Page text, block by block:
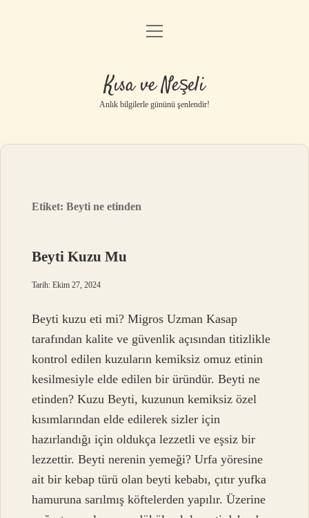
Anasayfa
Yasal Uyarı
menüyü
Kısa ve Neşeli
Anlık bilgilerle gününü şenlendir!
Etiket:Beyti ne etinden
Beyti Kuzu Mu
Tarih: Ekim 27, 2024
Beyti kuzu eti mi? Migros Uzman Kasap
tarafından kalite ve güvenlik açısından titizlikle
kontrol edilen kuzuların kemiksiz omuz etinin
kesilmesiyle elde edilen bir üründür. Beyti ne
etinden? Kuzu Beyti, kuzunun kemiksiz özel
kısımlarından elde edilerek sizler için
hazırlandığı için oldukça lezzetli ve eşsiz bir
lezzettir. Beyti nerenin yemeği? Urfa yöresine
ait bir kebap türü olan beyti kebabı, çıtır yufka
hamuruna sarılmış köftelerden yapılır. Üzerine